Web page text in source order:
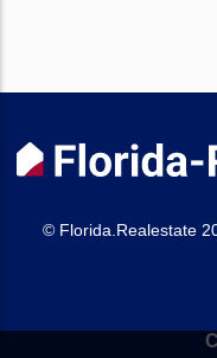
© Florida.Realestate